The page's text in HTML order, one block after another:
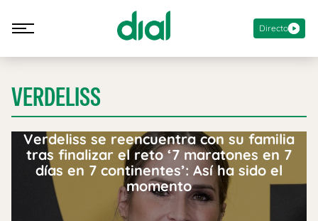
Directo
VERDELISS
Verdeliss se reencuentra con su familia
tras finalizar el reto ‘7 maratones en 7
días en 7 continentes’: Así ha sido el
momento